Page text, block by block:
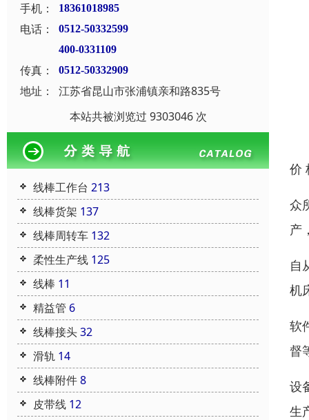
手机：
18361018985
电话：
0512-50332599
400-0331109
传真： 0512-50332909
地址：
江苏省昆山市张浦镇亲和路835号
本站共被浏览过 9303046 次
线棒工作台 213
线棒货架 137
线棒周转车 132
柔性生产线 125
线棒 11
精益管 6
线棒接头32
滑轨 14
线棒附件8
皮带线 12
价
众
产
自
机
软
督
设
生